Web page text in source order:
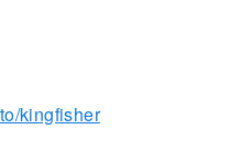
kingfisher